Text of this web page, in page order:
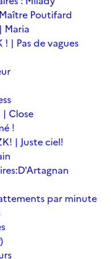
Poutifard
Maria
! | Pas de vagues
| Close
!
| Juste ciel!
par minute